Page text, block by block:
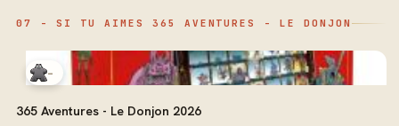
07 - SI TU AIMES 365 AVENTURES - LE DONJON
-
365 Aventures - Le Donjon 2026